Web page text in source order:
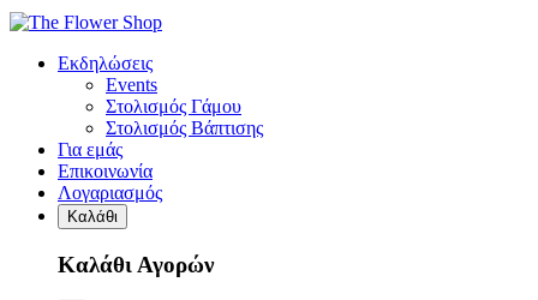
Εκδηλώσεις
Events
Στολισμός Γάμου
Στολισμός Βάπτισης
Για εμάς
Επικοινωνία
Λογαριασμός
Καλάθι
Καλάθι Αγορών